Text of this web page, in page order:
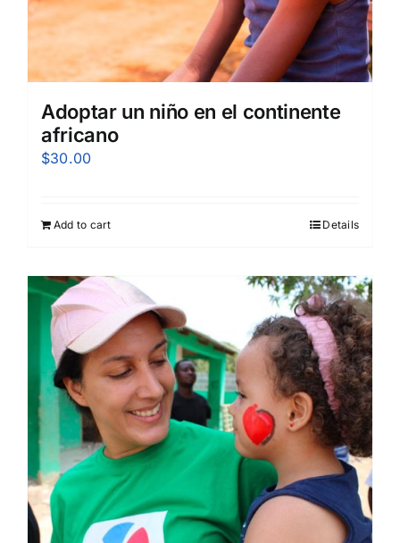
Adoptar un niño en el continente
africano
$30.00
Add to cart Details